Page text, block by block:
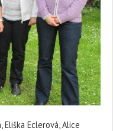
Eliška Eclerová, Alice